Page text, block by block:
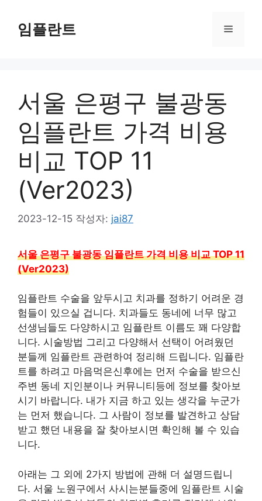
임플란트 메
서울 은평구 불광동
임플란트 가격 비용
비교 TOP 11
(Ver2023)
2023-12-15 작성자: jai87
서울 은평구 불광동 임플란트 가격 비용 비교 TOP 11
(Ver2023)
임플란트 수술을 앞두시고 치과를 정하기 어려운 경
험들이 있으실 겁니다. 치과들도 동네에 너무 많고
선생님들도 다양하시고 임플란트 이름도 꽤 다양합
니다. 시술방법 그리고 다양해서 선택이 어려웠던
분들께 임플란트 관련하여 정리해 드립니다. 임플란
트를 하려고 마음먹은신후에는 먼저 수술을 받으신
주변 동네 지인분이나 커뮤니티등에 정보를 찾아보
시기 바랍니다. 내가 지금 하고 있는 생각을 누군가
는 먼저 했습니다. 그 사람이 정보를 발견하고 상담
받고 했던 내용을 잘 찾아보시면 확인해 볼 수 있습
니다.
아래는 그 외에 2가지 방법에 관해 더 설명드립니
다. 서울 노원구에서 사시는분들중에 임플란트 시술